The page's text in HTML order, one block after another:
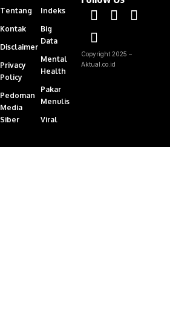
Tentang
Kontak
Disclaimer
Privacy
Policy
Pedoman
Media
Siber
Indeks
Big
Data
Mental
Health
Pakar
Menulis
Viral
Copyright 2025 –
Aktual.co.id